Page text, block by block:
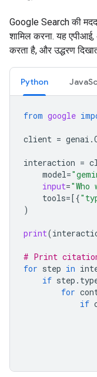
Google Search की
शामिल करना. यह
करता है, और उद्धरण
Python
from google
client = genai .
interaction =
model=
input="Who
tools=[{
)
print(
# Print
for step in
if step .
for
if